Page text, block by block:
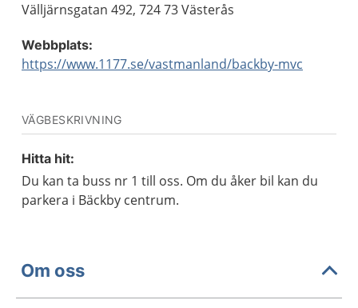
Välljärnsgatan 492, 724 73 Västerås
Webbplats:
https://www.1177.se/vastmanland/backby-mvc
VÄGBESKRIVNING
Hitta hit:
Du kan ta buss nr 1 till oss. Om du åker bil kan du
parkera i Bäckby centrum.
Om oss